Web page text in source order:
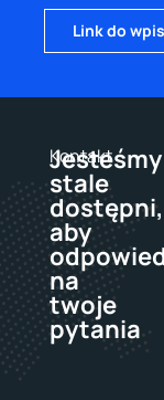
Link do
Kontakt
Jesteśmy
stale
dostępni,
aby
na
twoje
pytania